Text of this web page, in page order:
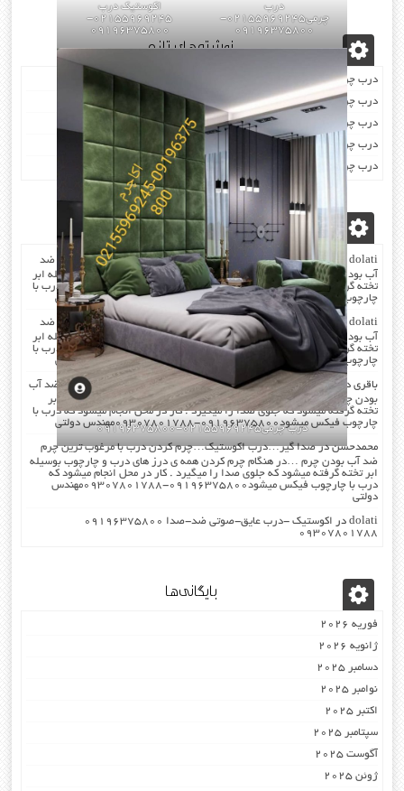
درب
چرمی02155969245-
09196375800
اکوستیک درب
02155969245-
09196375800
درب چرمی02155969245-09196375800
نوشته‌های تازه
درب چرمی/اکوستیک درب
درب چرمی/اکوستیک درب
درب چرمی /اکوستیک درب
درب چرمی/اکوستیک درب
درب چرمی/اکوستیک درب
آخرین دیدگاه‌ها
dolati
صدا گیر…درب اکوستیک…چرم کردن درب با مرغوب ترین چرم ضد
آب بودن چرم …در هنگام چرم کردن همه ی درز های درب و چارچوب بوسیله ابر
تخته گرفته میشود که جلوی صدا را میگیرد . کار در محل انجام میشود که درب با
چارچوب فیکس میشود۰۹۱۹۶۳۷۵۸۰۰-۰۹۳۰۷۸۰۱۷۸۸مهندس دولتی
dolati درصدا گیر…درب اکوستیک…چرم کردن درب با مرغوب ترین چرم ضد
آب بودن چرم …در هنگام چرم کردن همه ی درز های درب و چارچوب بوسیله ابر
تخته گرفته میشود که جلوی صدا را میگیرد . کار در محل انجام میشود که درب با
چارچوب فیکس میشود۰۹۱۹۶۳۷۵۸۰۰-۰۹۳۰۷۸۰۱۷۸۸مهندس دولتی
باقری در
صدا گیر…درب اکوستیک…چرم کردن درب با مرغوب ترین چرم ضد آب
بودن چرم …در هنگام چرم کردن همه ی درز های درب و چارچوب بوسیله ابر
تخته گرفته میشود که جلوی صدا را میگیرد . کار در محل انجام میشود که درب با
چارچوب فیکس میشود۰۹۱۹۶۳۷۵۸۰۰-۰۹۳۰۷۸۰۱۷۸۸مهندس دولتی
محمدحسندرصدا گیر…درب اکوستیک…چرم کردن درب با مرغوب ترین چرم
ضد آب بودن چرم …در هنگام چرم کردن همه ی درز های درب و چارچوب بوسیله
ابر تخته گرفته میشود که جلوی صدا را میگیرد . کار در محل انجام میشود که
درب با چارچوب فیکس میشود۰۹۱۹۶۳۷۵۸۰۰-۰۹۳۰۷۸۰۱۷۸۸مهندس
دولتی
dolati در
اکوستیک -درب عایق-صوتی ضد-صدا ۰۹۱۹۶۳۷۵۸۰۰
۰۹۳۰۷۸۰۱۷۸۸
بایگانی‌ها
فوریه 2026
ژانویه 2026
دسامبر 2025
نوامبر 2025
اکتبر 2025
سپتامبر 2025
آگوست 2025
ژوئن 2025